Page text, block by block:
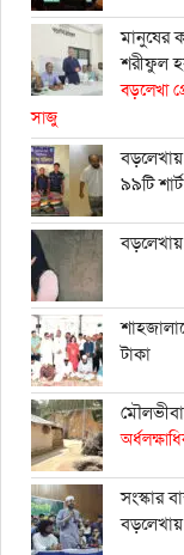
মানুষের
শরীফুল
বড়লেখা
সাজু
বড়লেখায়
৯৯টি
বড়লেখায়
টাকা
সংস্কার
বড়লেখায়